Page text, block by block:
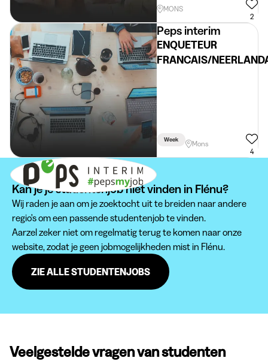
MONS
2
Peps interim
ENQUETEUR
FRANCAIS/
Week
Mons
4
Kan je je studentenjob niet vinden in Flénu?
Wij raden je aan om je zoektocht uit te breiden naar andere
regio's om een passende studentenjob te vinden.
Aarzel zeker niet om regelmatig terug te komen naar onze
website, zodat je geen jobmogelijkheden mist in Flénu.
ZIE ALLE STUDENTENJOBS
Veelgestelde vragen van studenten